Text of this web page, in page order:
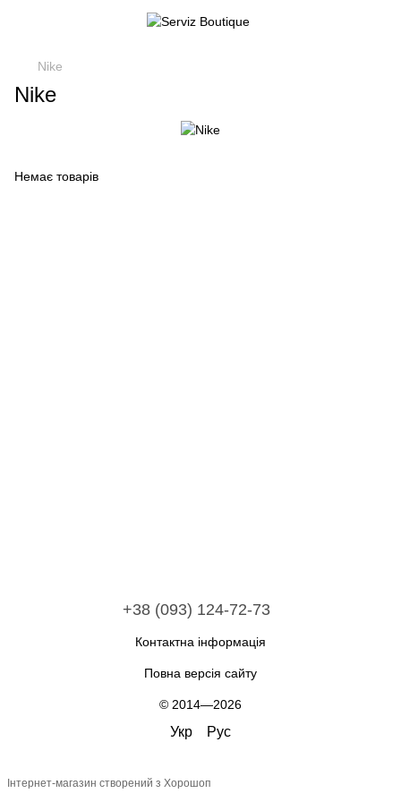
Nike
Nike
Немає товарів
+38 (093) 124-72-73
Контактна інформація
Повна версія сайту
© 2014—2026
Укр Рус
Інтернет-магазин створений з Хорошоп